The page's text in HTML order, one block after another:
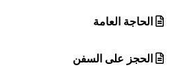
الحاجة العامة
الحجز على السفن